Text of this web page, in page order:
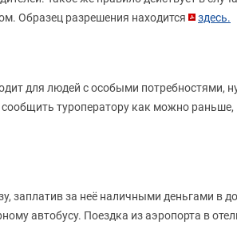
Образец разрешения находится
здесь.
для людей с особыми потребностями,
туроператору как можно раньше,
заплатив за неё наличными деньгами
автобусу. Поездка из аэропорта в